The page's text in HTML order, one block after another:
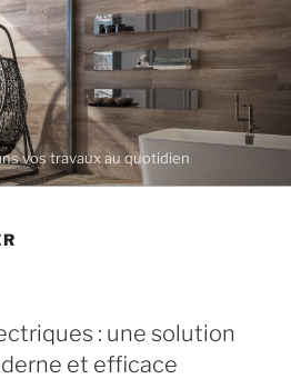
vos travaux au quotidien
: une solution
et efficace